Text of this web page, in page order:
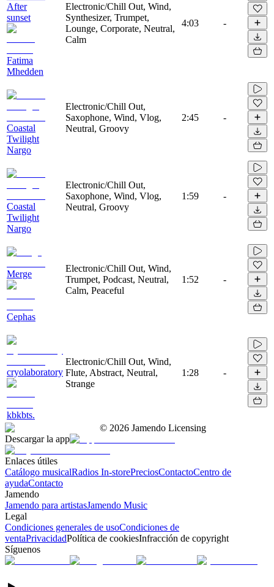
After
sunset
Fatima
Mhedden
Electronic/Chill Out, Wind,
Synthesizer, Trumpet,
Lounge, Corporate, Neutral,
Calm
4:03 -
Coastal
Twilight
Nargo
Electronic/Chill Out,
Saxophone, Wind, Vlog,
Neutral, Groovy
2:45 -
Coastal
Twilight
Nargo
Electronic/Chill Out,
Saxophone, Wind, Vlog,
Neutral, Groovy
1:59 -
Merge
Cephas
Electronic/Chill Out, Wind,
Trumpet, Podcast, Neutral,
Calm, Peaceful
1:52 -
cryolaboratory
kbkbts.
Electronic/Chill Out, Wind,
Flute, Abstract, Neutral,
Strange
1:28 -
© 2026 Jamendo Licensing
Descargar la app
Enlaces útiles
Catálogo musicalRadios In-storePreciosContactoCentro de
ayudaContacto
Jamendo
Jamendo para artistasJamendo Music
Legal
Condiciones generales de usoCondiciones de
ventaPrivacidadPolítica de cookiesInfracción de copyright
Síguenos